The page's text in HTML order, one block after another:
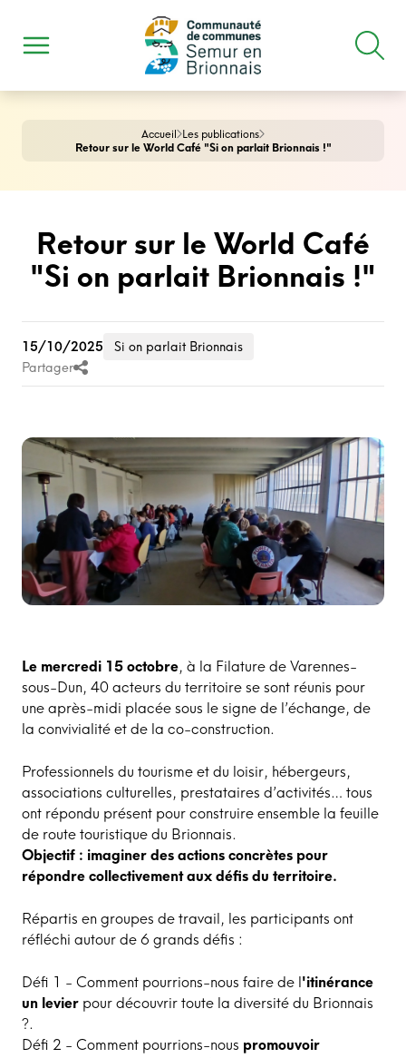
Accueil Les publications
Retour sur le World Café "Si on parlait Brionnais !"
Retour sur le World Café
"Si on parlait Brionnais !"
15/10/2025
Si on parlait Brionnais
Partager
Le mercredi 15 octobre, à la Filature de Varennes-
sous-Dun, 40 acteurs du territoire se sont réunis pour
une après-midi placée sous le signe de l’échange, de
la convivialité et de la co-construction.
Professionnels du tourisme et du loisir, hébergeurs,
associations culturelles, prestataires d’activités… tous
ont répondu présent pour construire ensemble la feuille
de route touristique du Brionnais.
Objectif : imaginer des actions concrètes pour
répondre collectivement aux défis du territoire.
Répartis en groupes de travail, les participants ont
réfléchi autour de 6 grands défis :
Défi 1 - Comment pourrions-nous faire de l'itinérance
un levier pour découvrir toute la diversité du Brionnais
?.
Défi 2 - Comment pourrions-nous promouvoir